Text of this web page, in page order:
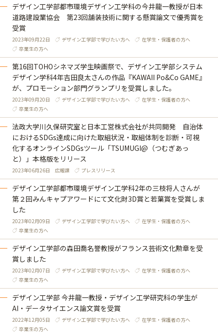
デザイン工学部都市環境デザイン工学科の今井龍一教授が日本
道路建設業協会 第23回舗装技術に関する懸賞論文で優秀賞を
受賞
2023年09月22日 デザイン工学部で学びたい方へ
在学生・保護者の方へ
卒業生の方へ
第16回TOHOシネマズ学生映画祭で、デザイン工学部システム
デザイン学科4年吉田良太さんの作品『KAWAII Po&Co GAME』
が、プロモーション部門グランプリを受賞しました。
2023年09月20日 デザイン工学部で学びたい方へ
在学生・保護者の方へ
卒業生の方へ
法政大学川久保研究室と日本工営株式会社が共同開発 自治体
におけるSDGs達成に向けた取組状況・取組体制を診断・可視
化するオンラインSDGsツール「TSUMUGI@（つむぎあっ
と）」本格版をリリース
2023年06月26日 広報課 プレスリリース
デザイン工学部都市環境デザイン工学科2年の三枝将人さんが
第２回みんキャプアワードにて文化財3D賞と若葉賞を受賞しま
した
2023年02月09日 デザイン工学部で学びたい方へ
在学生・保護者の方へ
卒業生の方へ
デザイン工学部の森田喬名誉教授がフランス芸術文化勲章を受
賞しました
2023年02月07日 デザイン工学部で学びたい方へ
在学生・保護者の方へ
卒業生の方へ
デザイン工学部 今井龍一教授・デザイン工学研究科の学生が
AI・データサイエンス論文賞を受賞
2022年12月05日 デザイン工学部で学びたい方へ
在学生・保護者の方へ
卒業生の方へ